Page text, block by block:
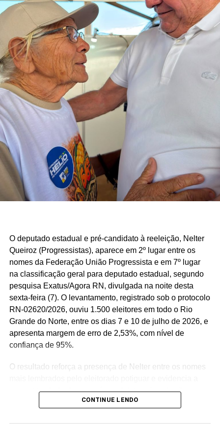
O deputado estadual e pré-candidato à reeleição, Nelter
Queiroz (Progressistas), aparece em 2º lugar entre os
nomes da Federação União Progressista e em 7º lugar
na classificação geral para deputado estadual, segundo
pesquisa Exatus/Agora RN, divulgada na noite desta
sexta-feira (7). O levantamento, registrado sob o protocolo
RN-02620/2026, ouviu 1.500 eleitores em todo o Rio
Grande do Norte, entre os dias 7 e 10 de julho de 2026, e
apresenta margem de erro de 2,53%, com nível de
confiança de 95%.
O resultado reforça a presença de Nelter entre os nomes
competitividade de sua pré-candidatura à reeleição para
a Assembleia Legislativa. Para o parlamentar, os
política construída ao longo de décadas e servem como
CONTINUE LENDO